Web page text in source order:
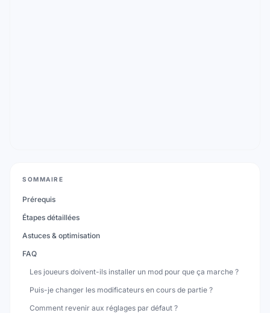
SOMMAIRE
Prérequis
Étapes détaillées
Astuces & optimisation
FAQ
Les joueurs doivent-ils installer un mod pour que ça marche ?
Puis-je changer les modificateurs en cours de partie ?
Comment revenir aux réglages par défaut ?